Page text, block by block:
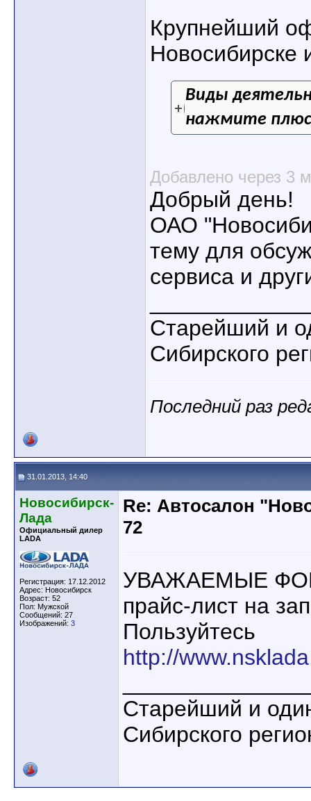
Крупнейший
Новосибирске
Виды
нажмите
Добавлено через 3
Добрый день!
ОАО
тему для
сервиса и
Старейший и
Сибирского
Последний раз
31.01.2013, 14:40
Новосибирск-
Лада
Официальный дилер
LADA
Регистрация: 17.12.2012
Адрес: Новосибирск
Возраст: 52
Пол: Мужской
Сообщений: 27
Изображений: 3
Re: Автосалон
72
УВАЖАЕМЫЕ
прайс-лист на
Пользуйтесь
http://
Старейший и
Сибирского